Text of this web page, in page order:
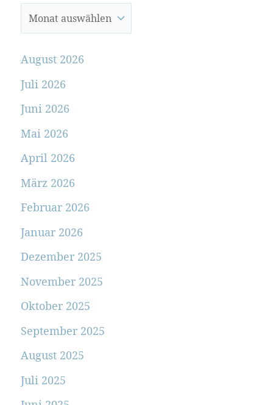
August 2026
Juli 2026
Juni 2026
Mai 2026
April 2026
März 2026
Februar 2026
Januar 2026
Dezember 2025
November 2025
Oktober 2025
September 2025
August 2025
Juli 2025